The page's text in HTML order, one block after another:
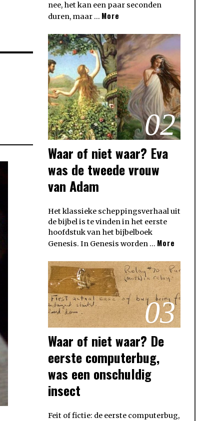
nee, het kan een paar seconden
duren, maar … More
02
Waar of niet waar? Eva
was de tweede vrouw
van Adam
Het klassieke scheppingsverhaal uit
de bijbel is te vinden in het eerste
hoofdstuk van het bijbelboek
Genesis. In Genesis worden … More
03
Waar of niet waar? De
eerste computerbug,
was een onschuldig
insect
Feit of fictie: de eerste computerbug,